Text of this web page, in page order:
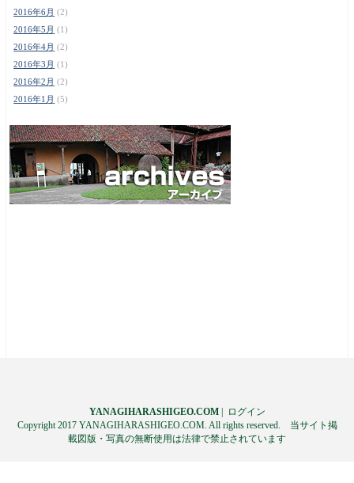
2016年6月 (2)
2016年5月 (1)
2016年4月 (2)
2016年3月 (1)
2016年2月 (2)
2016年1月 (5)
YANAGIHARASHIGEO.COM|
ログイン
Copyright 2017 YANAGIHARASHIGEO.COM. All rights reserved. 当サイト掲
載図版・写真の無断使用は法律で禁止されています